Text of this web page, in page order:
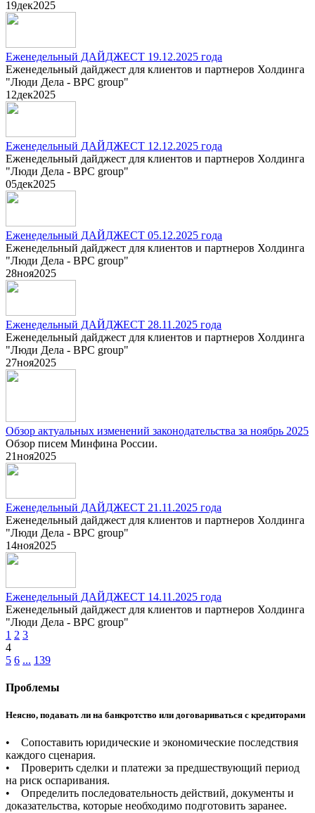
19дек2025
Еженедельный ДАЙДЖЕСТ 19.12.2025 года
Еженедельный дайджест для клиентов и партнеров Холдинга
"Люди Дела - BPC group"
12дек2025
Еженедельный ДАЙДЖЕСТ 12.12.2025 года
Еженедельный дайджест для клиентов и партнеров Холдинга
"Люди Дела - BPC group"
05дек2025
Еженедельный ДАЙДЖЕСТ 05.12.2025 года
Еженедельный дайджест для клиентов и партнеров Холдинга
"Люди Дела - BPC group"
28ноя2025
Еженедельный ДАЙДЖЕСТ 28.11.2025 года
Еженедельный дайджест для клиентов и партнеров Холдинга
"Люди Дела - BPC group"
27ноя2025
Обзор актуальных изменений законодательства за ноябрь 2025
Обзор писем Минфина России.
21ноя2025
Еженедельный ДАЙДЖЕСТ 21.11.2025 года
Еженедельный дайджест для клиентов и партнеров Холдинга
"Люди Дела - BPC group"
14ноя2025
Еженедельный ДАЙДЖЕСТ 14.11.2025 года
Еженедельный дайджест для клиентов и партнеров Холдинга
"Люди Дела - BPC group"
1 2 3
4
5 6 ... 139
Проблемы
Неясно, подавать ли на банкротство или договариваться с кредиторами
• Сопоставить юридические и экономические последствия
каждого сценария.
• Проверить сделки и платежи за предшествующий период
на риск оспаривания.
• Определить последовательность действий, документы и
доказательства, которые необходимо подготовить заранее.